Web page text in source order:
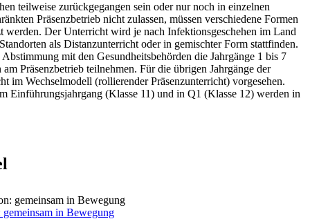
teilweise zurückgegangen sein oder nur noch in einzelnen
Präsenzbetrieb nicht zulassen, müssen verschiedene Formen
werden. Der Unterricht wird je nach Infektionsgeschehen im Land
als Distanzunterricht oder in gemischter Form stattfinden.
mit den Gesundheitsbehörden die Jahrgänge 1 bis 7
Präsenzbetrieb teilnehmen. Für die übrigen Jahrgänge der
im Wechselmodell (rollierender Präsenzunterricht) vorgesehen.
Einführungsjahrgang (Klasse 11) und in Q1 (Klasse 12) werden in
in Bewegung